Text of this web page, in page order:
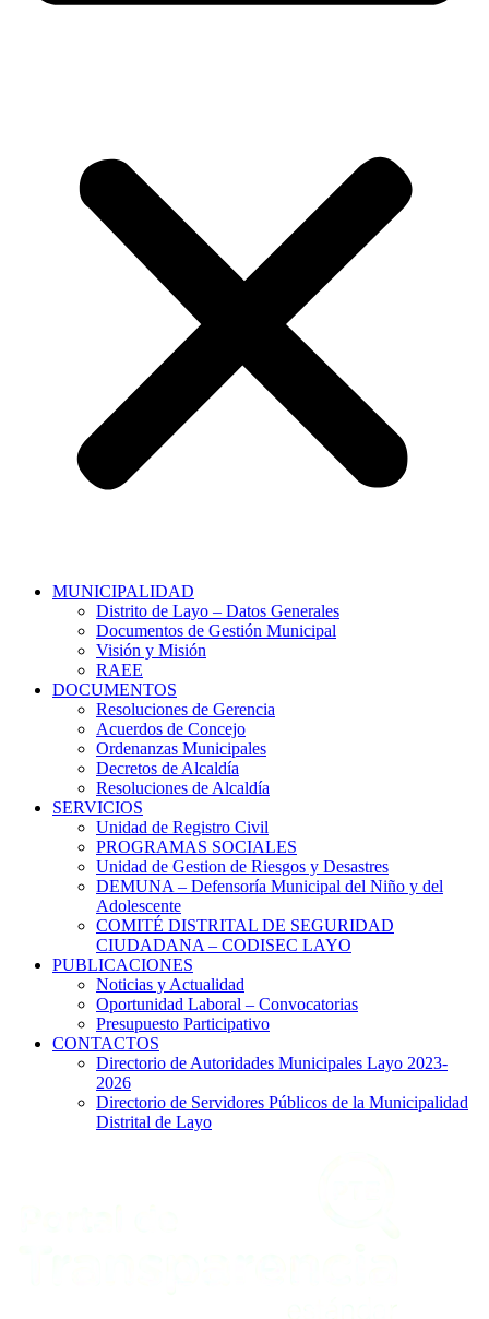
MUNICIPALIDAD
Distrito de Layo – Datos Generales
Documentos de Gestión Municipal
Visión y Misión
RAEE
DOCUMENTOS
Resoluciones de Gerencia
Acuerdos de Concejo
Ordenanzas Municipales
Decretos de Alcaldía
Resoluciones de Alcaldía
SERVICIOS
Unidad de Registro Civil
PROGRAMAS SOCIALES
Unidad de Gestion de Riesgos y Desastres
DEMUNA – Defensoría Municipal del Niño y del
Adolescente
COMITÉ DISTRITAL DE SEGURIDAD
CIUDADANA – CODISEC LAYO
PUBLICACIONES
Noticias y Actualidad
Oportunidad Laboral – Convocatorias
Presupuesto Participativo
CONTACTOS
Directorio de Autoridades Municipales Layo 2023-
2026
Directorio de Servidores Públicos de la Municipalidad
Distrital de Layo